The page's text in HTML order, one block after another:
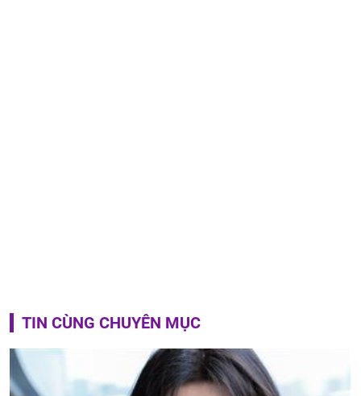
TIN CÙNG CHUYÊN MỤC